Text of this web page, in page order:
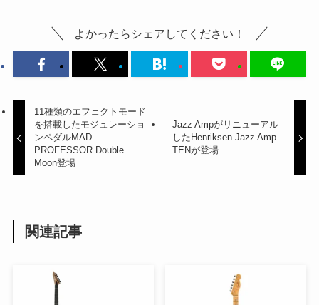
よかったらシェアしてください！
11種類のエフェクトモード
を搭載したモジュレーショ
ンペダルMAD
PROFESSOR Double
Moon登場
Jazz Ampがリニューアル
したHenriksen Jazz Amp
TENが登場
関連記事